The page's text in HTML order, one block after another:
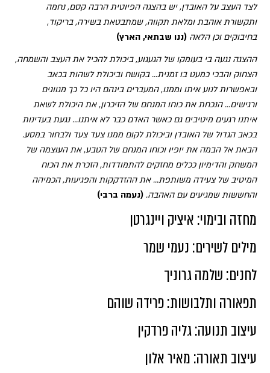
לצד העצב על האובדן, יש בהצגה הפיוטית הרבה קסם, נחמה
ותקשורת אוהבת ומלאת תקווה, שמתבטאת בשירה, בריקוד,
בחיבוקים וכן הלאה (ננו שבתאי, הארץ)
ההצגה נגעה בי בעומקו של הגעגוע, ביכולת להכיל את העצב והשמחה,
הצחוק והבכי כמעט בו זמנית... בקושח וביכולת לשהות בכאב
ובאפשרות לנוע איתו וממנו, המעברים בינהם היו כל כך מגוונים
ורגישים... הנכחת את כוחו המנחם של הזיכרון, את היכולת לשאת
איתנו רגעים מיטיבים גם כאשר האדם כבר לא איתנו... נגעת בעדינות
בכאב הגדול של האובדן וביכולת לקום ממנו צעד צעד ולבחור במסע.
הבאת אל הבמה את יופיו וכוחו המנחם של הטבע, את העוצמה של
המשחק והדימיון ככלים מחזקים להתמודדות, הזכרת את הכוח
המיטיב של צעידה משותפת... את ההזדקקות והפגיעות, הכמיהה
והחששות שמגיעים עם האהבה.(נעמה ברבי)
מחזה ובימוי: איציק ויינגרטן
מילים לשירים: נעמי שמר
לחנים: שלמה גרוניך
תפאורה ותלבושות: פרידה שוהם
עיצוב תנועה: גליה פרדקין
עיצוב תאורה: מאיר אלון